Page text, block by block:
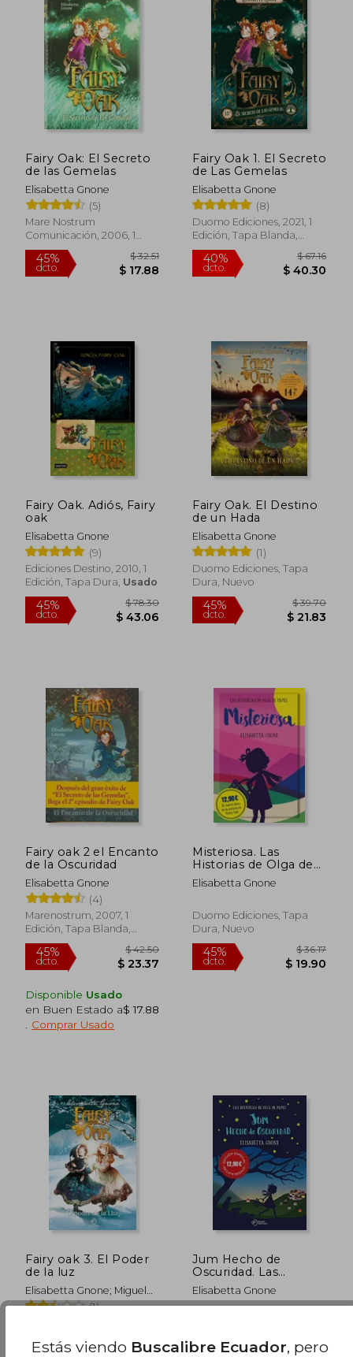
45%
dcto.
45%
dcto.
Fairy Oak: El Secreto
de las Gemelas
Elisabetta Gnone
(5)
Mare Nostrum
Comunicación, 2006, 1
Edición, Tapa Blanda,
Usado
45%
dcto.
Fairy Oak 1. El Secreto
de Las Gemelas
Elisabetta Gnone
(8)
Duomo Ediciones, 2021, 1
Edición, Tapa Blanda,
Nuevo
40%
dcto.
Fairy Oak. Adiós, Fairy
oak
Elisabetta Gnone
(9)
Ediciones Destino, 2010, 1
Edición, Tapa Dura, Usado
45%
dcto. $ 43.06
Fairy Oak. El Destino
de un Hada
Elisabetta Gnone
(1)
Duomo Ediciones, Tapa
Dura, Nuevo
45%
dcto.
Fairy oak 2 el Encanto
de la Oscuridad
Elisabetta Gnone
(4)
Marenostrum, 2007, 1
Edición, Tapa Blanda,
Nuevo
Disponible Usado
en Buen Estado a$ 17.88
Comprar Usado
Misteriosa. Las
Historias de Olga de
Papel
Elisabetta Gnone
Duomo Ediciones, Tapa
Dura, Nuevo
Fairy oak 3. El Poder
de la luz
Elisabetta Gnone; Miguel
García
(1)
Jum Hecho de
Oscuridad. Las
Historias de Olga de
Papel
Elisabetta Gnone
Nuevo
Estás viendo Buscalibre Ecuador, pero